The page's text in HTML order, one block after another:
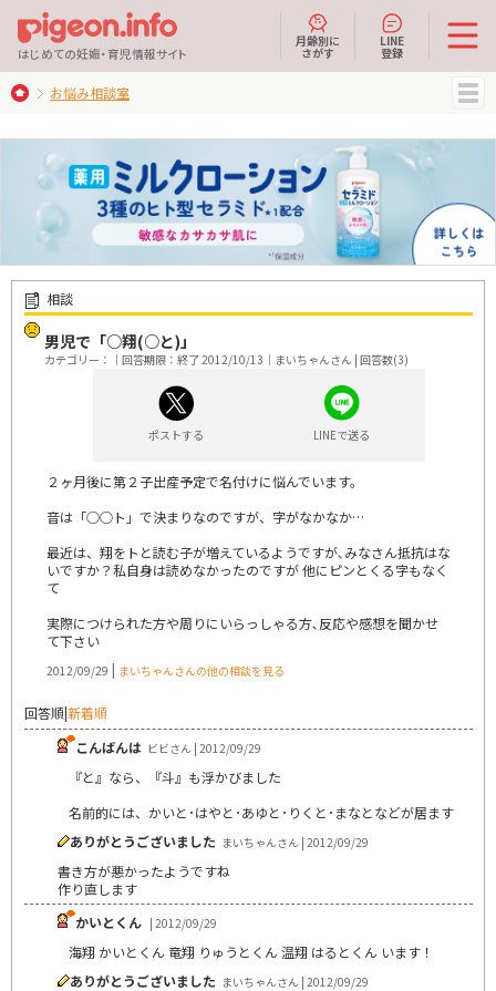
はじめての妊娠・育児情報サイト
月齢別に
さがす
LINE
登録
お悩み相談室
相談
男児で「○翔(○と)」
カテゴリー：｜回答期限：終了 2012/10/13｜まいちゃんさん | 回答数(3)
ポストする LINEで送る
２ヶ月後に第２子出産予定で名付けに悩んでいます。
音は「○○ト」で決まりなのですが、字がなかなか…
最近は、翔をトと読む子が増えているようですが､みなさん抵抗はな
いですか？私自身は読めなかったのですが 他にピンとくる字もなく
て
実際につけられた方や周りにいらっしゃる方､反応や感想を聞かせ
て下さい
2012/09/29 | まいちゃんさんの他の相談を見る
回答順|新着順
こんばんは ビビさん | 2012/09/29
『と』なら、『斗』も浮かびました
名前的には、かいと･はやと･あゆと･りくと･まなとなどが居ます
ありがとうございました まいちゃんさん | 2012/09/29
書き方が悪かったようですね
作り直します
かいとくん | 2012/09/29
海翔 かいとくん 竜翔 りゅうとくん 温翔 はるとくん います！
ありがとうございました まいちゃんさん | 2012/09/29